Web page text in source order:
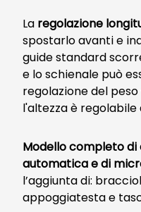
La regolazione
spostarlo avanti e
guide standard
e lo schienale può
regolazione del peso
l'altezza è regolabile
Modello completo
automatica e di
l’aggiunta di:
appoggiatesta e